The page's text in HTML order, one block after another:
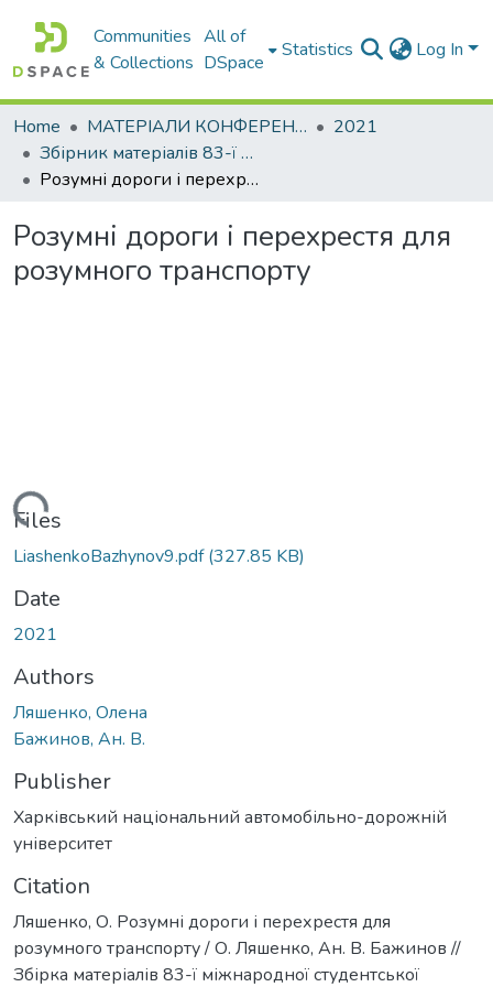
Communities
& Collections
All of
DSpace
Statistics Log In
Home МАТЕРІАЛИ КОНФЕРЕНЦІЙ
2021
Збірник матеріалів 83-ї Міжнародної студентської наукової конференції. Секція «Організація і безпека дорожнього руху»
Розумні дороги і перехрестя для розумного транспорту
Розумні дороги і перехрестя для
розумного транспорту
Loading...
Files
LiashenkoBazhynov9.pdf(327.85 KB)
Date
2021
Authors
Ляшенко, Олена
Бажинов, Ан. В.
Publisher
Харківський національний автомобільно-дорожній
університет
Citation
Ляшенко, О. Розумні дороги і перехрестя для
розумного транспорту / О. Ляшенко, Ан. В. Бажинов //
Збірка матеріалів 83-ї міжнародної студентської